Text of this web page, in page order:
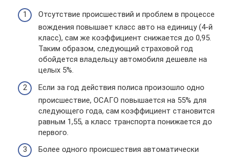
Отсутствие происшествий и проблем в процессе
вождения повышает класс авто на единицу (4-й
класс), сам же коэффициент снижается до 0,95.
Таким образом, следующий страховой год
обойдется владельцу автомобиля дешевле на
целых 5%.
Если за год действия полиса произошло одно
происшествие, ОСАГО повышается на 55% для
следующего года, сам коэффициент становится
равным 1,55, а класс транспорта понижается до
первого.
Более одного происшествия автоматически